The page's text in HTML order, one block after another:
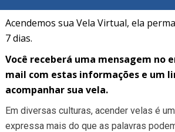
Acendemos sua Vela Virtual, ela
7 dias.
Você receberá uma mensagem no
mail com estas informações e um
acompanhar sua vela.
Em diversas culturas, acender velas é
expressa mais do que as palavras